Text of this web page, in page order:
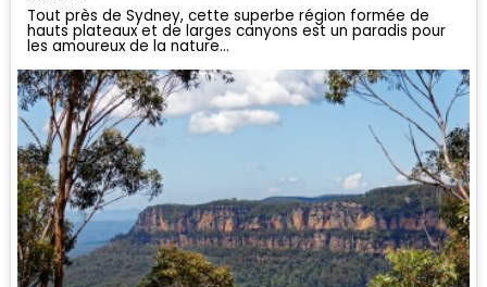
Tout près de Sydney, cette superbe région formée de
hauts plateaux et de larges canyons est un paradis pour
les amoureux de la nature...